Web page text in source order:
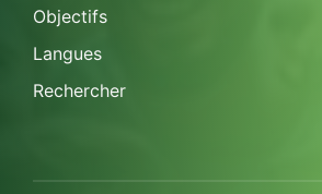
Objectifs
Langues
Rechercher